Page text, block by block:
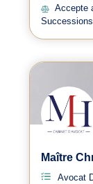
Accepte
Successions
Maître
Avocat